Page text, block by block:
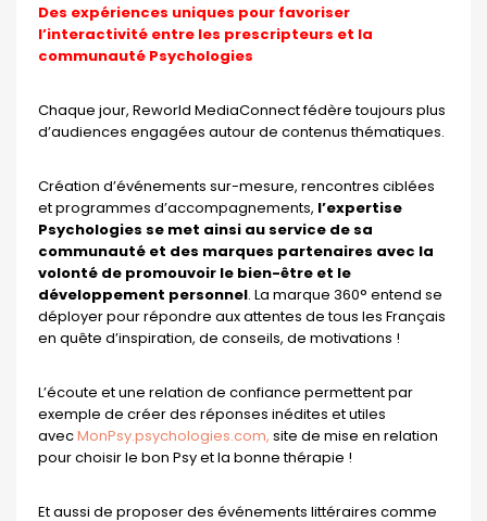
Des expériences uniques pour favoriser
l’interactivité entre les prescripteurs et la
communauté Psychologies
Chaque jour, Reworld MediaConnect fédère toujours plus
d’audiences engagées autour de contenus thématiques.
Création d’événements sur-mesure, rencontres ciblées
et programmes d’accompagnements, l’expertise
Psychologies se met ainsi au service de sa
communauté et des marques partenaires avec la
volonté de promouvoir le bien-être et le
développement personnel. La marque 360° entend se
déployer pour répondre aux attentes de tous les Français
en quête d’inspiration, de conseils, de motivations !
L’écoute et une relation de confiance permettent par
exemple de créer des réponses inédites et utiles
avecMonPsy.psychologies.com, site de mise en relation
pour choisir le bon Psy et la bonne thérapie !
Et aussi de proposer des événements littéraires comme